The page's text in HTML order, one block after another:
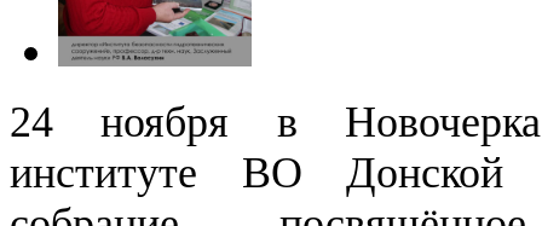
24 ноября в
институте ВО Донской